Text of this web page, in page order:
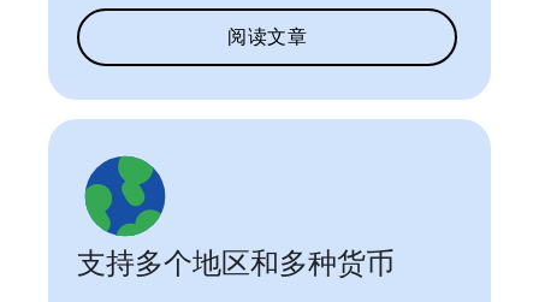
阅读文章
支持多个地区和多种货币